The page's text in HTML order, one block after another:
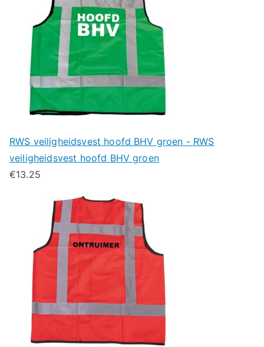
RWS veiligheidsvest hoofd BHV groen - RWS
veiligheidsvest hoofd BHV groen
€13.25